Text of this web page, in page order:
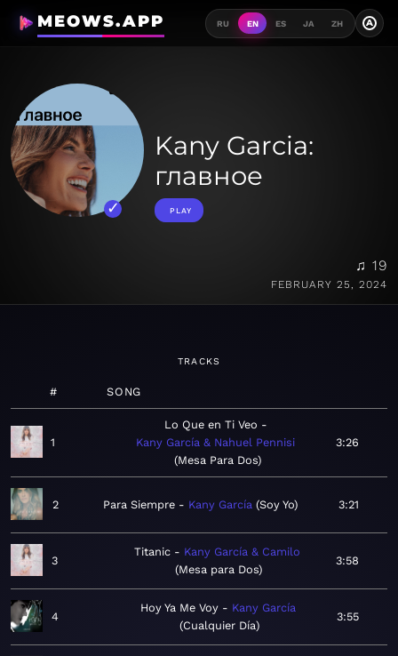
MEOWS.APP RU EN ES JA ZH A
Kany Garcia:
главное
PLAY
♫ 19
FEBRUARY 25, 2024
TRACKS
# SONG
1
Lo Que en Ti Veo
Kany García & Nahuel Pennisi
Mesa Para Dos
3:26
2 Para Siempre Kany García Soy Yo 3:21
3
Titanic
Kany García & Camilo
Mesa para Dos
3:58
4
Hoy Ya Me Voy
Kany García
Cualquier Día
3:55